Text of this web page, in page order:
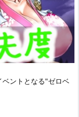
ントとなる"ゼロベ